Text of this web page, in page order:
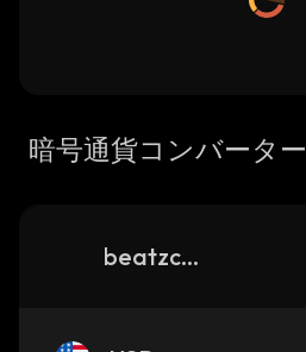
暗号通貨コンバーター
beatzcoin